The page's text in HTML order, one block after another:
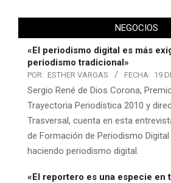
NEGOCIOS
«El periodismo digital es más
periodismo tradicional»
POR: ESTHER VARGAS FECHA: 19
Sergio René de Dios Corona,
Trayectoria Periodística 2010 y
Trasversal, cuenta en esta
de Formación de Periodismo
haciendo periodismo digital.
«El reportero es una especie en